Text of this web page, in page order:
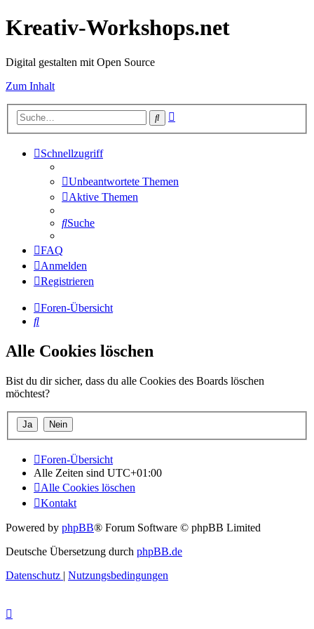
Kreativ-Workshops.net
Digital gestalten mit Open Source
Zum Inhalt
Suche
Schnellzugriff
Unbeantwortete Themen
Aktive Themen
Suche
FAQ
Anmelden
Registrieren
Foren-Übersicht
Suche
Alle Cookies löschen
Bist du dir sicher, dass du alle Cookies des Boards löschen
möchtest?
Foren-Übersicht
Alle Zeiten sind UTC+01:00
Alle Cookies löschen
Kontakt
Powered by phpBB® Forum Software © phpBB Limited
Deutsche Übersetzung durch phpBB.de
Datenschutz | Nutzungsbedingungen